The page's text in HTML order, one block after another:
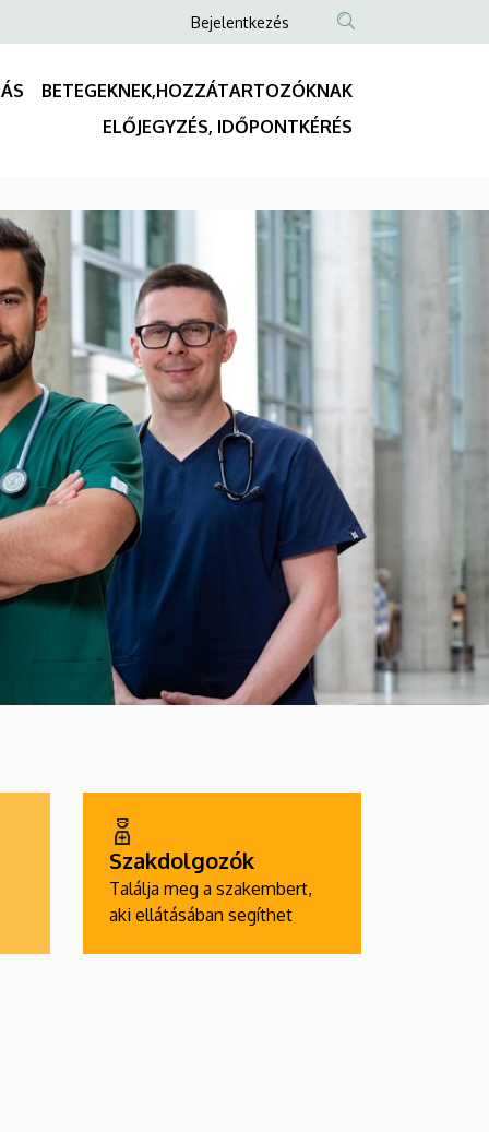
Anonim
fiók
menüje
Bejelentkezés
BETEGEKNEK,HOZZÁTARTOZÓKNAK
ELŐJEGYZÉS, IDŐPONTKÉRÉS
Szakdolgozók
Találja meg a szakembert,
aki ellátásában segíthet